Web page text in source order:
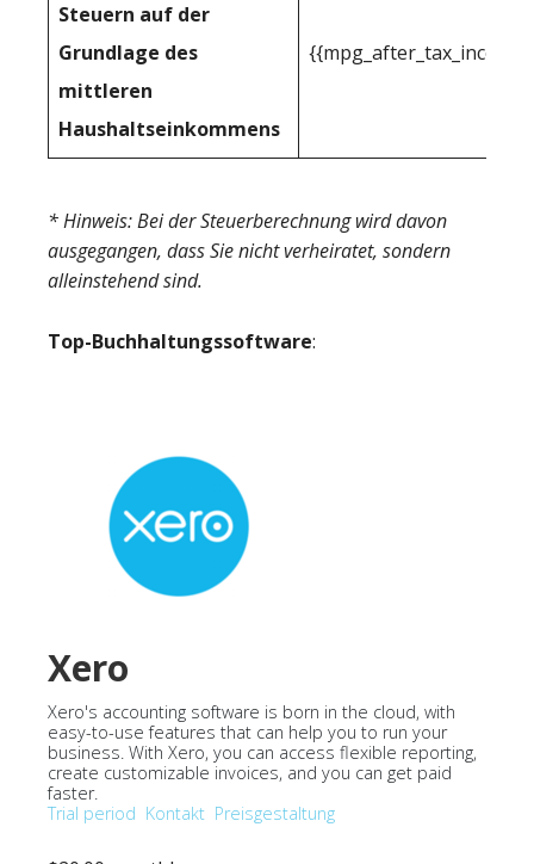
Steuern auf der
Grundlage des
mittleren
Haushaltseinkommens
* Hinweis: Bei der Steuerberechnung wird davon
ausgegangen, dass Sie nicht verheiratet, sondern
alleinstehend sind.
Top-Buchhaltungssoftware:
Xero
Xero's accounting software is born in the cloud, with
easy-to-use features that can help you to run your
business. With Xero, you can access flexible reporting,
create customizable invoices, and you can get paid
faster.
Trial period Kontakt Preisgestaltung